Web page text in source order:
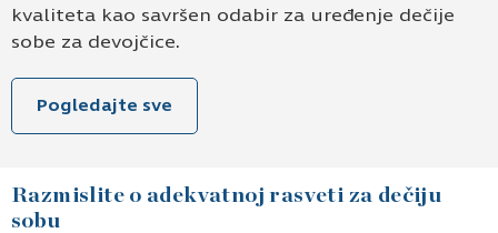
kvaliteta kao savršen odabir za uređenje dečije
sobe za devojčice.
Pogledajte sve
Razmislite o adekvatnoj rasveti za dečiju
sobu